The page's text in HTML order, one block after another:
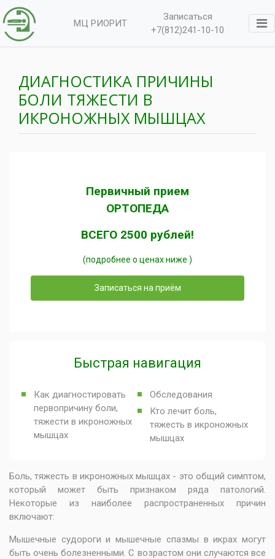
МЦ РИОРИТ
Записаться
+7(812)241-10-10
ДИАГНОСТИКА ПРИЧИНЫ
БОЛИ ТЯЖЕСТИ В
ИКРОНОЖНЫХ МЫШЦАХ
Первичный прием
ОРТОПЕДА
ВСЕГО 2500 рублей!
(подробнее о ценах ниже )
Записаться на приём
Быстрая навигация
Как диагностировать
первопричину боли,
тяжести в икроножных
мышцах
Обследования
Кто лечит боль,
тяжесть в икроножных
мышцах
Боль, тяжесть в икроножных мышцах - это общий симптом,
который может быть признаком ряда патологий.
Некоторые из наиболее распространенных причин
включают:
Мышечные судороги и мышечные спазмы в икрах могут
быть очень болезненными. С возрастом они случаются все